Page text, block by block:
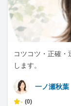
コツコツ・正確
します。
一ノ瀬秋葉
- (0)